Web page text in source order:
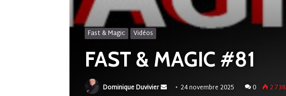
Fast & Magic Vidéos
FAST & MAGIC #81
Dominique Duvivier
Envoyer24 novembre 2025 0 2 738